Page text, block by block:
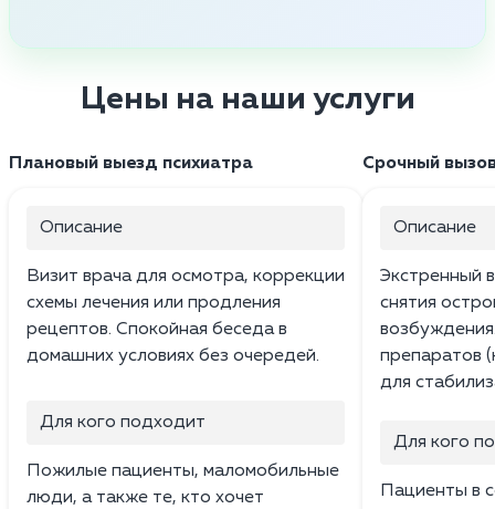
Цены на наши услуги
Плановый выезд психиатра
Описание
Визит врача для осмотра, коррекции
схемы лечения или продления
рецептов. Спокойная беседа в
домашних условиях без очередей.
Для кого подходит
Пожилые пациенты, маломобильные
люди, а также те, кто хочет
Срочный
Описание
Экстренный
снятия
препаратов
для
Для кого
Пациенты в